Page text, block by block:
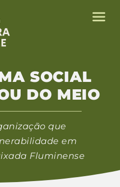
ferramentas
SOCIAL
DO MEIO
que
em
Fluminense